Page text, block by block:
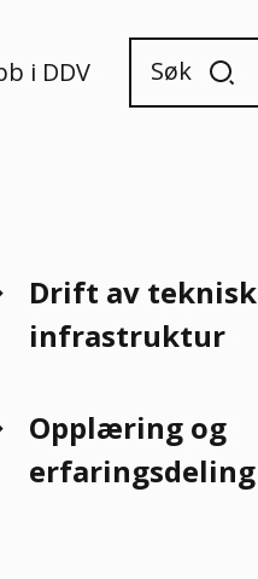
i DDV
Drift av teknisk
infrastruktur
Opplæring og
erfaringsdeling